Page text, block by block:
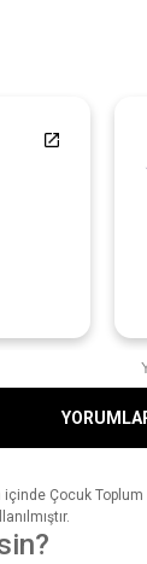
içinde Çocuk